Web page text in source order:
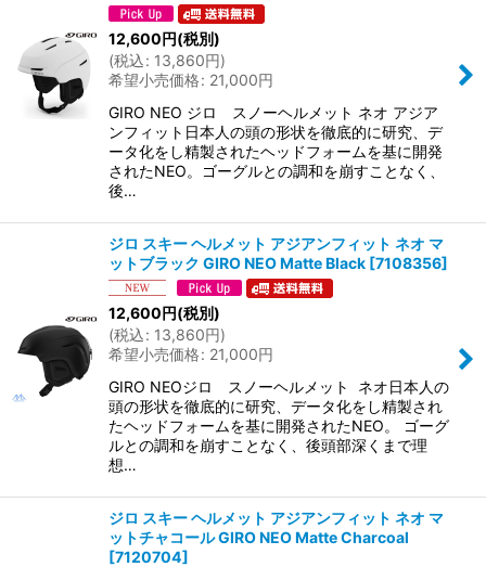
12,600円(税別)
(税込: 13,860円)
希望小売価格: 21,000円
GIRO NEO ジロ スノーヘルメット ネオ アジア
ンフィット日本人の頭の形状を徹底的に研究、デ
ータ化をし精製されたヘッドフォームを基に開発
されたNEO。ゴーグルとの調和を崩すことなく、
後…
ジロ スキー ヘルメット アジアンフィット ネオ マ
ットブラック GIRO NEO Matte Black [7108356]
12,600円(税別)
(税込: 13,860円)
希望小売価格: 21,000円
GIRO NEOジロ スノーヘルメット ネオ日本人の
頭の形状を徹底的に研究、データ化をし精製され
たヘッドフォームを基に開発されたNEO。 ゴーグ
ルとの調和を崩すことなく、後頭部深くまで理
想…
ジロ スキー ヘルメット アジアンフィット ネオ マ
ットチャコール GIRO NEO Matte Charcoal
[7120704]